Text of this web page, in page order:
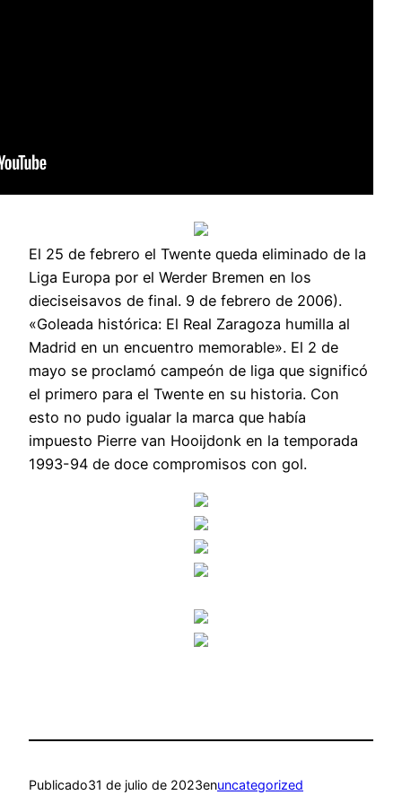
El 25 de febrero el Twente queda eliminado de la
Liga Europa por el Werder Bremen en los
dieciseisavos de final. 9 de febrero de 2006).
«Goleada histórica: El Real Zaragoza humilla al
Madrid en un encuentro memorable». El 2 de
mayo se proclamó campeón de liga que significó
el primero para el Twente en su historia. Con
esto no pudo igualar la marca que había
impuesto Pierre van Hooijdonk en la temporada
1993-94 de doce compromisos con gol.
Publicado31 de julio de 2023enuncategorized